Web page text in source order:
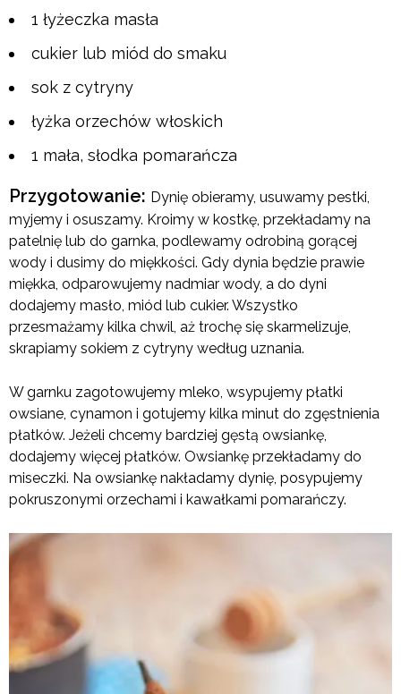
1 łyżeczka masła
cukier lub miód do smaku
sok z cytryny
łyżka orzechów włoskich
1 mała, słodka pomarańcza
Przygotowanie: Dynię obieramy, usuwamy pestki,
myjemy i osuszamy. Kroimy w kostkę, przekładamy na
patelnię lub do garnka, podlewamy odrobiną gorącej
wody i dusimy do miękkości. Gdy dynia będzie prawie
miękka, odparowujemy nadmiar wody, a do dyni
dodajemy masło, miód lub cukier. Wszystko
przesmażamy kilka chwil, aż trochę się skarmelizuje,
skrapiamy sokiem z cytryny według uznania.
W garnku zagotowujemy mleko, wsypujemy płatki
owsiane, cynamon i gotujemy kilka minut do zgęstnienia
płatków. Jeżeli chcemy bardziej gęstą owsiankę,
dodajemy więcej płatków. Owsiankę przekładamy do
miseczki. Na owsiankę nakładamy dynię, posypujemy
pokruszonymi orzechami i kawałkami pomarańczy.